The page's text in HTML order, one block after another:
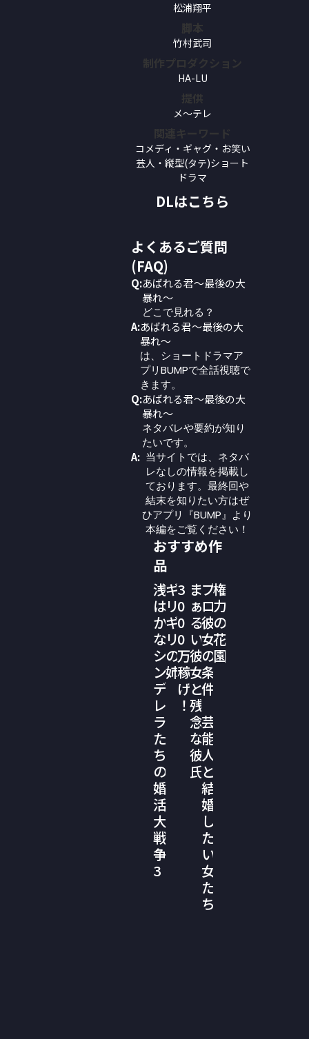
松浦翔平
脚本
竹村武司
制作プロダクション
HA-LU
提供
メ～テレ
関連キーワード
コメディ・ギャグ・お笑い
芸人・縦型(タテ)ショート
ドラマ
DLはこちら
よくあるご質問
(FAQ)
Q:あばれる君～最後の大
暴れ～
どこで見れる？
A:あばれる君～最後の大
暴れ～
は、ショートドラマア
プリBUMPで全話視聴で
きます。
Q:あばれる君～最後の大
暴れ～
ネタバレや要約が知り
たいです。
A: 当サイトでは、ネタバ
レなしの情報を掲載し
ております。最終回や
結末を知りたい方はぜ
ひアプリ『BUMP』より
本編をご覧ください！
おすすめ作
品
浅
は
か
な
シ
ン
デ
レ
ラ
た
ち
の
婚
活
大
戦
争
3
ギ
リ
ギ
リ
の
姉
3
0
0
0
万
稼
げ
！
ま
ぁ
る
い
彼
女
と
残
念
な
彼
氏
プ
ロ
彼
女
の
条
件
芸
能
人
と
結
婚
し
た
い
女
た
ち
権
力
の
花
園